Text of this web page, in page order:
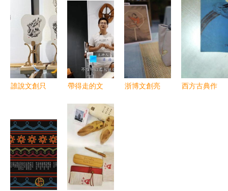
術創作獎獲
獎作品璀璨
揭曉，文藝
創作再結碩
果
家李秋沅與
曉月攜手漫
談文藝創
作，邀家長
孩子提前共
度六一
曲 高山流
水
長河 文藝
工作者的奮
斗與成就
誰說文創只
大姨的退休
逐藝路
帶得走的文
品如何提升
景區魅力與
文藝創作
浙博文創亮
西方古典作